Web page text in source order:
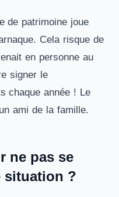
de patrimoine joue
Cela risque de
en personne au
signer le
chaque année ! Le
ami de la famille.
ne pas se
situation ?